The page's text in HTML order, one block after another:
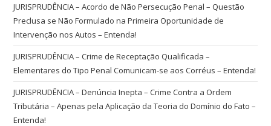
JURISPRUDÊNCIA – Acordo de Não Persecução Penal – Questão
Preclusa se Não Formulado na Primeira Oportunidade de
Intervenção nos Autos – Entenda!
JURISPRUDÊNCIA – Crime de Receptação Qualificada –
Elementares do Tipo Penal Comunicam-se aos Corréus – Entenda!
JURISPRUDÊNCIA – Denúncia Inepta – Crime Contra a Ordem
Tributária – Apenas pela Aplicação da Teoria do Domínio do Fato –
Entenda!